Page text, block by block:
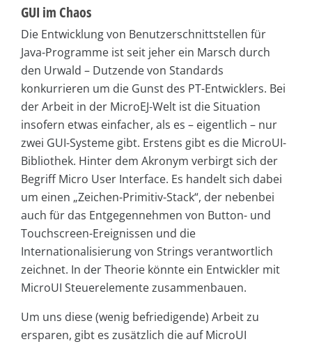
GUI im Chaos
Die Entwicklung von Benutzerschnittstellen für
Java-Programme ist seit jeher ein Marsch durch
den Urwald – Dutzende von Standards
konkurrieren um die Gunst des PT-Entwicklers. Bei
der Arbeit in der MicroEJ-Welt ist die Situation
insofern etwas einfacher, als es – eigentlich – nur
zwei GUI-Systeme gibt. Erstens gibt es die MicroUI-
Bibliothek. Hinter dem Akronym verbirgt sich der
Begriff Micro User Interface. Es handelt sich dabei
um einen „Zeichen-Primitiv-Stack“, der nebenbei
auch für das Entgegennehmen von Button- und
Touchscreen-Ereignissen und die
Internationalisierung von Strings verantwortlich
zeichnet. In der Theorie könnte ein Entwickler mit
MicroUI Steuerelemente zusammenbauen.
Um uns diese (wenig befriedigende) Arbeit zu
ersparen, gibt es zusätzlich die auf MicroUI